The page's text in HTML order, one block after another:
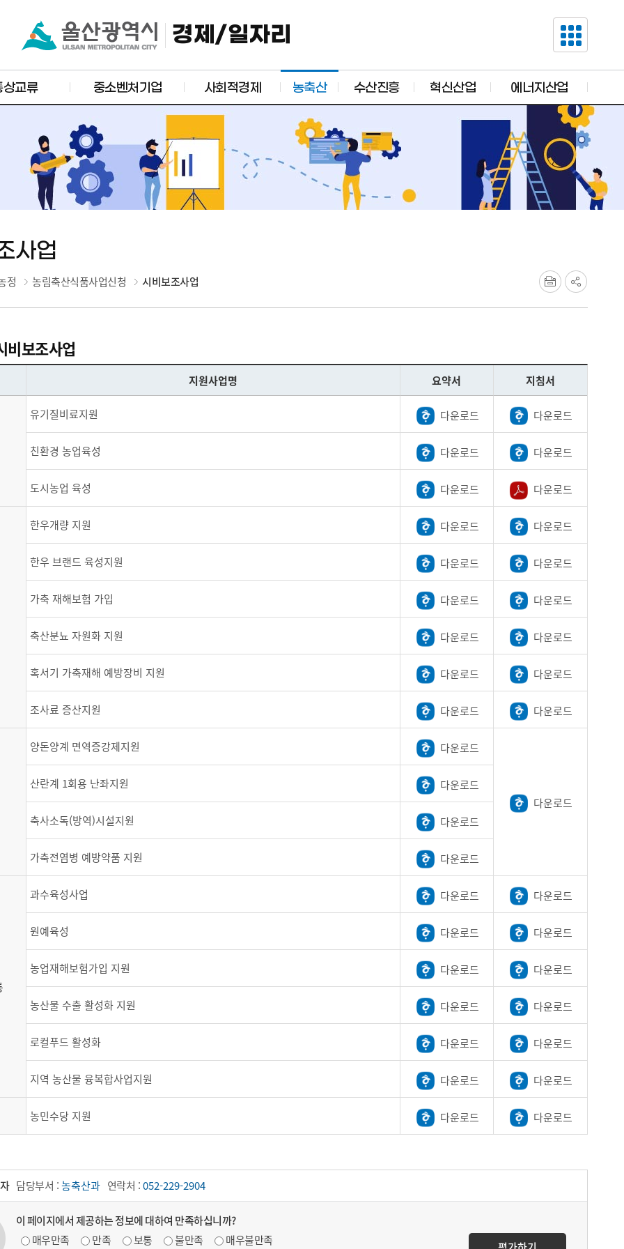
경제/일자리
교류 중소벤처기업 사회적경제 농축산 수산진흥 혁신산업 에너지산업
사업
정 농림축산식품사업신청 시비보조사업
비보조사업
지원사업명 요약서 지침서
유기질비료지원 다운로드 다운로드
친환경 농업육성 다운로드 다운로드
도시농업 육성 다운로드 다운로드
한우개량 지원 다운로드 다운로드
한우 브랜드 육성지원 다운로드 다운로드
가축 재해보험 가입 다운로드 다운로드
축산분뇨 자원화 지원 다운로드 다운로드
혹서기 가축재해 예방장비 지원 다운로드 다운로드
조사료 증산지원 다운로드 다운로드
양돈양계 면역증강제지원 다운로드
다운로드
산란계 1회용 난좌지원 다운로드
축사소독(방역)시설지원 다운로드
가축전염병 예방약품 지원 다운로드
과수육성사업 다운로드 다운로드
원예육성 다운로드 다운로드
농업재해보험가입 지원 다운로드 다운로드
농산물 수출 활성화 지원 다운로드 다운로드
로컬푸드 활성화 다운로드 다운로드
지역 농산물 융복합사업지원 다운로드 다운로드
농민수당 지원 다운로드 다운로드
담당부서 :농축산과 연락처 :052-229-2904
이 페이지에서 제공하는 정보에 대하여 만족하십니까?
매우만족
만족 보통 불만족 매우불만족